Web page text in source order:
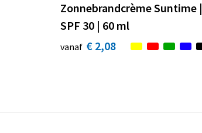
Zonnebrandcrème Suntime |
SPF 30 | 60 ml
vanaf € 2,08